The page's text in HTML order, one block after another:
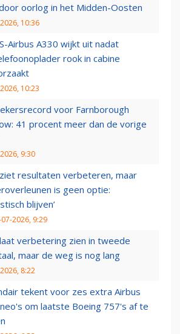
oorlog in het Midden-Oosten
10:36
Airbus A330 wijkt uit nadat
rook in cabine
10:23
voor Farnborough
41 procent meer dan de vorige
9:30
resultaten verbeteren, maar
is geen optie:
blijven’
2026, 9:29
verbetering zien in tweede
maar de weg is nog lang
8:22
tekent voor zes extra Airbus
om laatste Boeing 757's af te